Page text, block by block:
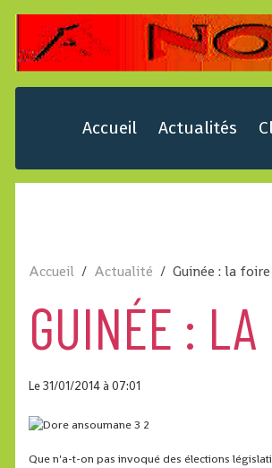
Accueil Actualités
Accueil Actualité Guinée : la
GUINÉE : LA
Le 31/01/2014à 07:01
Que n'a-t-on pas invoqué des élections